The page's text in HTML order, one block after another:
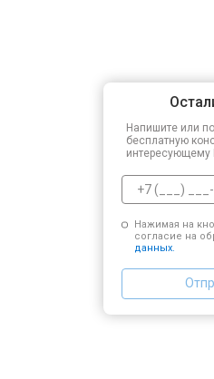
Напишите или
бесплатную
интересующему
Нажимая на
согласие на
данных.